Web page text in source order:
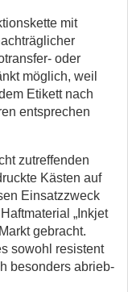
mit
oder
möglich, weil
Etikett nach
entsprechen
zutreffenden
Kästen auf
Einsatzzweck
„Inkjet
gebracht.
sowohl resistent
besonders abrieb-